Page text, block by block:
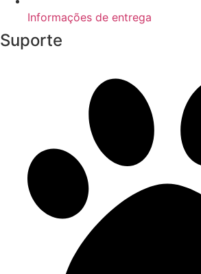
Informações de entrega
Suporte